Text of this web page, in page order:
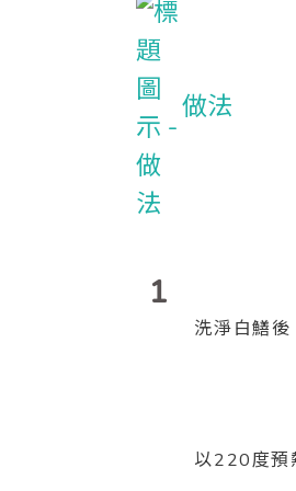
做法
1
洗淨白鱔
以220度預